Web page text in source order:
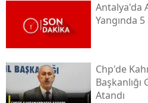
Antalya'da
Yangında
Chp'de
Atandı